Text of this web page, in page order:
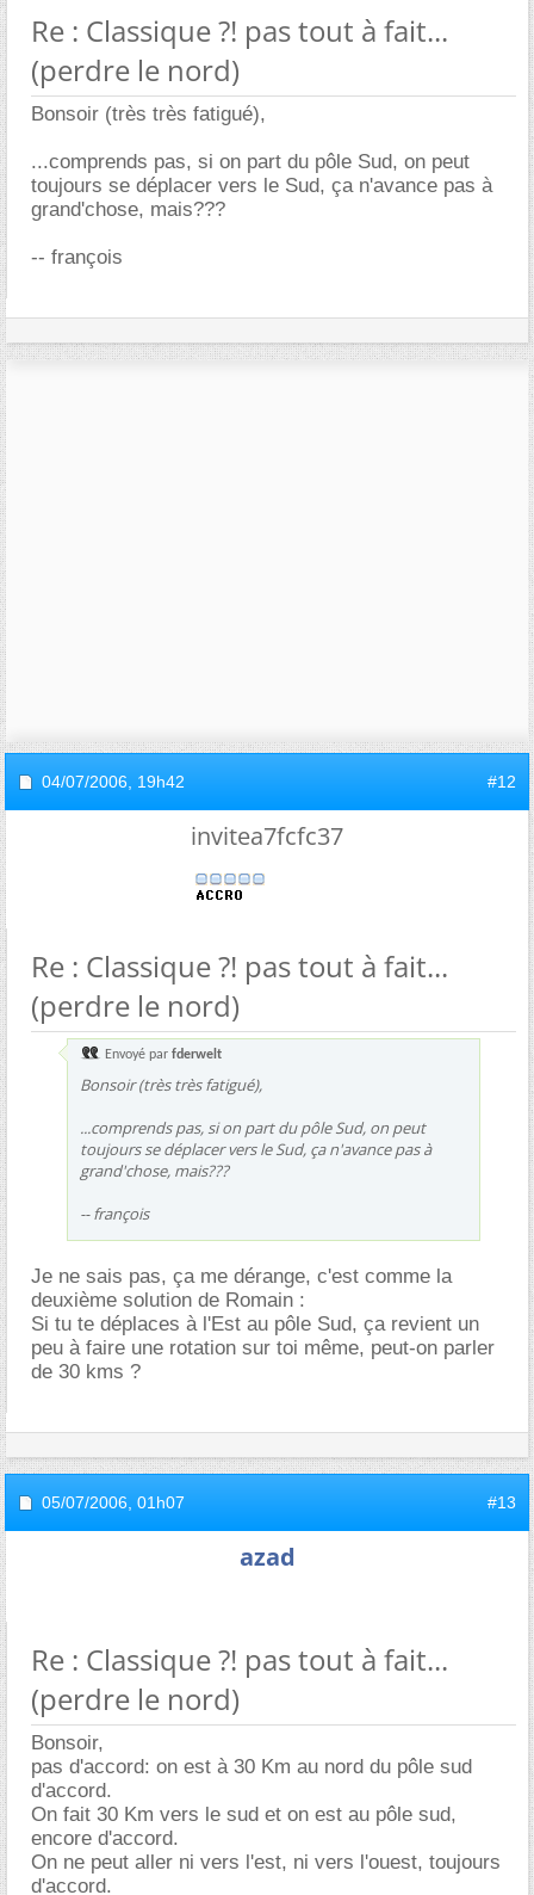
Re : Classique ?! pas tout à fait...
(perdre le nord)
Bonsoir (très très fatigué),
...comprends pas, si on part du pôle Sud, on peut
toujours se déplacer vers le Sud, ça n'avance pas à
grand'chose, mais???
-- françois
04/07/2006, 19h42 #12
invitea7fcfc37
Re : Classique ?! pas tout à fait...
(perdre le nord)
Envoyé par fderwelt
Bonsoir (très très fatigué),
...comprends pas, si on part du pôle Sud, on peut
toujours se déplacer vers le Sud, ça n'avance pas à
grand'chose, mais???
-- françois
Je ne sais pas, ça me dérange, c'est comme la
deuxième solution de Romain :
Si tu te déplaces à l'Est au pôle Sud, ça revient un
peu à faire une rotation sur toi même, peut-on parler
de 30 kms ?
05/07/2006, 01h07 #13
azad
Re : Classique ?! pas tout à fait...
(perdre le nord)
Bonsoir,
pas d'accord: on est à 30 Km au nord du pôle sud
d'accord.
On fait 30 Km vers le sud et on est au pôle sud,
encore d'accord.
On ne peut aller ni vers l'est, ni vers l'ouest, toujours
d'accord.